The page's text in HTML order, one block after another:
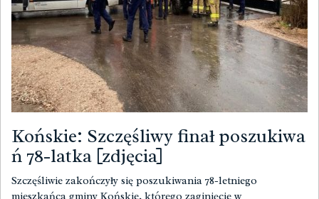
Końskie: Szczęśliwy finał poszukiwa
ń 78-latka [zdjęcia]
Szczęśliwie zakończyły się poszukiwania 78-letniego